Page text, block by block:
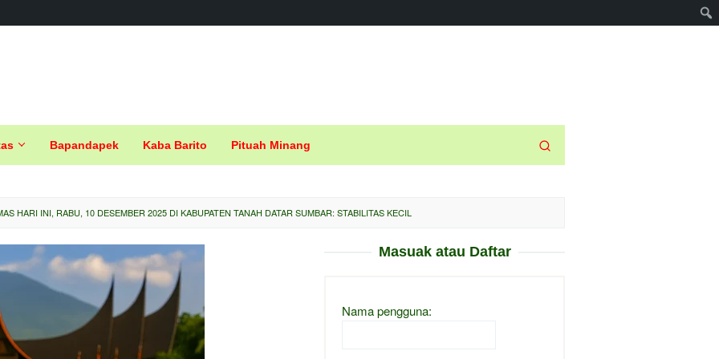
Bapandapek Kaba Barito Pituah Minang
HARI INI, RABU, 10 DESEMBER 2025 DI KABUPATEN TANAH DATAR SUMBAR: STABILITAS KECIL
Masuak atau Daftar
Nama pengguna: